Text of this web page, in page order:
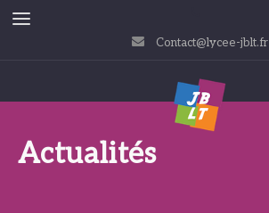
Contact@lycee-jblt.fr
Actualités